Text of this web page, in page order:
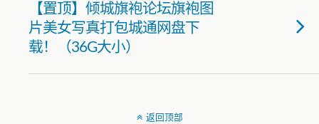
【置顶】倾城旗袍论坛旗袍图
片美女写真打包城通网盘下
载！（36G大小）
返回顶部